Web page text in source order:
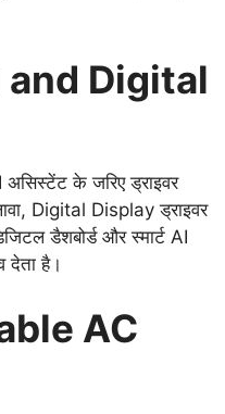
and Digital
के जरिए ड्राइवर
Digital Display ड्राइवर
डैशबोर्ड और स्मार्ट AI
देता है।
AC